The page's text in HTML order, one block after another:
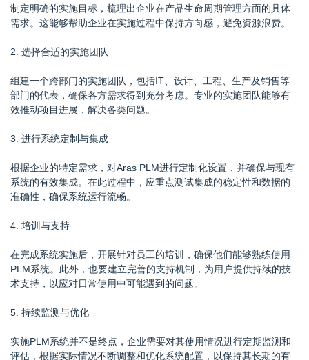
制定明确的实施目标，梳理出企业在产品生命周期管理方面的具体
需求。这能够帮助企业在实施过程中保持方向感，避免资源浪费。
2. 选择合适的实施团队
组建一个跨部门的实施团队，包括IT、设计、工程、生产及销售等
部门的代表，确保各方需求得到充分考虑。专业的实施团队能够有
效推动项目进展，解决各类问题。
3. 进行系统定制与集成
根据企业的特定需求，对Aras PLM进行定制化设置，并确保与现有
系统的有效集成。在此过程中，应重点测试集成的稳定性和数据的
准确性，确保系统运行流畅。
4. 培训与支持
在完成系统实施后，开展针对员工的培训，确保他们能够熟练使用
PLM系统。此外，也要建立完善的支持机制，为用户提供持续的技
术支持，以应对日常使用中可能遇到的问题。
5. 持续监测与优化
实施PLM系统并不是终点，企业需要对其使用情况进行定期监测和
评估，根据实际情况不断调整和优化系统配置，以保持其长期的有